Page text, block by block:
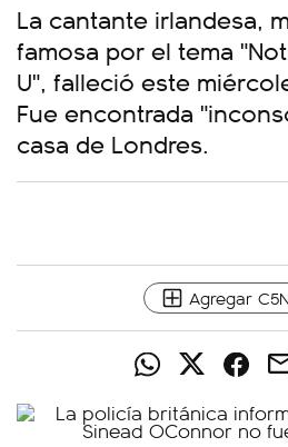
La cantante irlandesa,
famosa por el tema
U", falleció este
Fue encontrada
casa de Londres.
Agregar